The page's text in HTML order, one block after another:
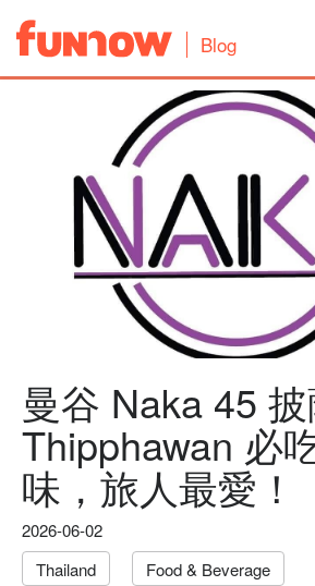
Blog
曼谷 Naka 45 披
Thipphawan 必
味，旅人最愛！
2026-06-02
Thailand
Food & Beverage